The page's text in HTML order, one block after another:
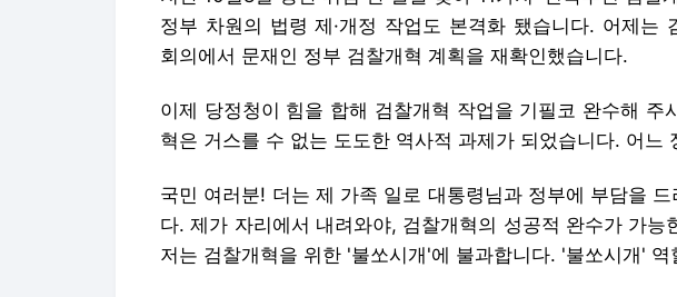
정부 차원의 법령 제·개정 작업도 본격화 됐습니다. 어제는
회의에서 문재인 정부 검찰개혁 계획을 재확인했습니다.
이제 당정청이 힘을 합해 검찰개혁 작업을 기필코 완수해 주
혁은 거스를 수 없는 도도한 역사적 과제가 되었습니다. 어느
국민 여러분! 더는 제 가족 일로 대통령님과 정부에 부담을
다. 제가 자리에서 내려와야, 검찰개혁의 성공적 완수가 가능
저는 검찰개혁을 위한 '불쏘시개'에 불과합니다. '불쏘시개' 역